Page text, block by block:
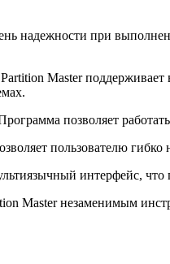
надежности при
Master
позволяет
пользователю
интерфейс,
Master незаменимым